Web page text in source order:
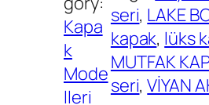
Kapa
k
Mode
lleri
seri, LAKE
kapak, lüks
MUTFAK
seri, VİYAN